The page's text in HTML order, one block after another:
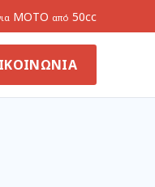
ΜΟΤΟ από 50cc